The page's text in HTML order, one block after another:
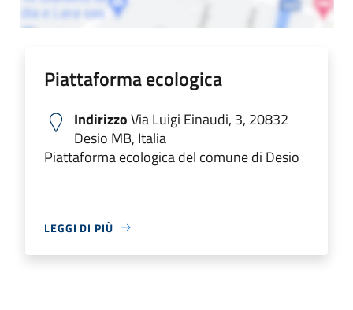
Piattaforma ecologica
IndirizzoVia Luigi Einaudi, 3, 20832
Desio MB, Italia
Piattaforma ecologica del comune di Desio
LEGGI DI PIÙ